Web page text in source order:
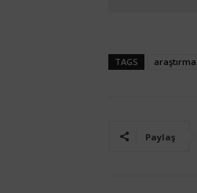
TAGS araştırma
Paylaş